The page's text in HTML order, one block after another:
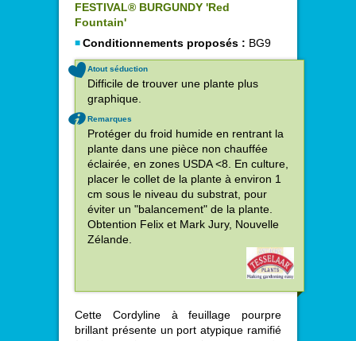
FESTIVAL® BURGUNDY 'Red
Fountain'
Conditionnements proposés : BG9
Atout séduction
Difficile de trouver une plante plus
graphique.
Remarques
Protéger du froid humide en rentrant la
plante dans une pièce non chauffée
éclairée, en zones USDA <8. En culture,
placer le collet de la plante à environ 1
cm sous le niveau du substrat, pour
éviter un "balancement" de la plante.
Obtention Felix et Mark Jury, Nouvelle
Zélande.
Cette Cordyline à feuillage pourpre
brillant présente un port atypique ramifié